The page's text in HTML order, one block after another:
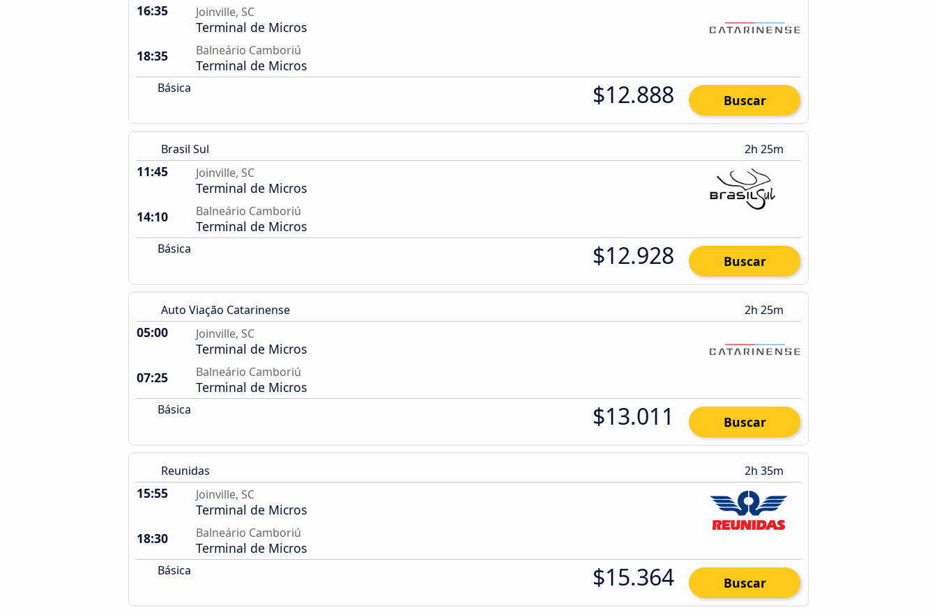
16:35 Joinville, SC
Terminal de Micros
18:35
Balneário Camboriú
Terminal de Micros
Básica $12.888 Buscar
Brasil Sul 2h 25m
11:45 Joinville, SC
Terminal de Micros
14:10
Balneário Camboriú
Terminal de Micros
Básica $12.928 Buscar
Auto Viação Catarinense 2h 25m
05:00 Joinville, SC
Terminal de Micros
07:25
Balneário Camboriú
Terminal de Micros
Básica $13.011 Buscar
Reunidas 2h 35m
15:55 Joinville, SC
Terminal de Micros
18:30
Balneário Camboriú
Terminal de Micros
Básica $15.364 Buscar